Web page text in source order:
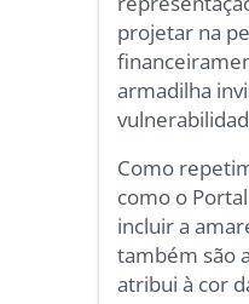
projetar na
armadilha
Como
como o
incluir a
também são
atribui à cor